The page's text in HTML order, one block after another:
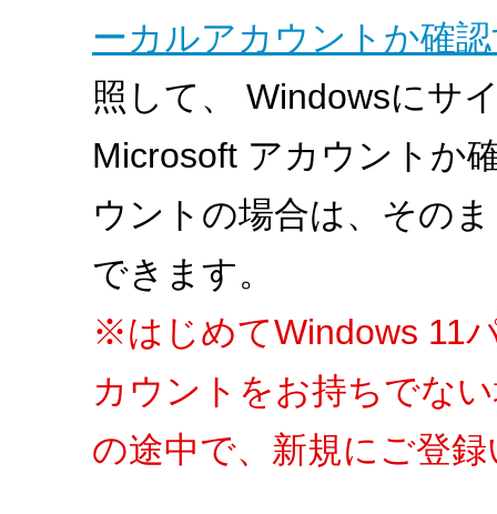
ーカルアカウントか確
照して、 Windowsにサ
Microsoft アカウントか
ウントの場合は、その
できます。
※はじめてWindows 11
カウントをお持ちでな
の途中で、新規にご登